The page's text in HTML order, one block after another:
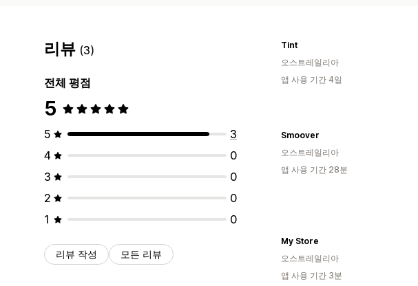
리뷰 (3)
전체 평점
5
5
3
4
0
3
0
2
0
1
0
리뷰 작성 모든 리뷰
Tint
오스트레일리아
앱 사용 기간 4일
Smoover
오스트레일리아
앱 사용 기간 28분
My Store
오스트레일리아
앱 사용 기간 3분